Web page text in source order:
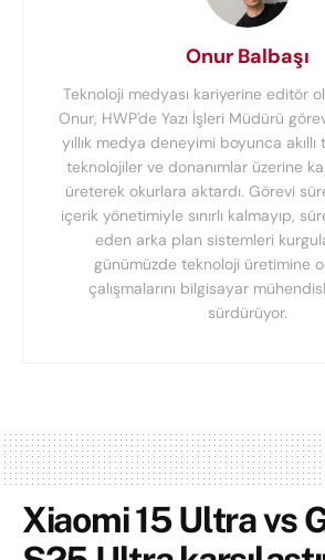
Onur Balbaşı
Teknoloji medyası kariyerine editör
Onur, HWP'de Yazı İşleri Müdürü
yıllık medya deneyimi boyunca
teknolojiler ve donanımlar üzerine
üreterek okurlara aktardı. Görevi
içerik yönetimiyle sınırlı kalmayıp,
eden arka plan sistemleri
günümüzde teknoloji üretimine
çalışmalarını bilgisayar
sürdürüyor.
Xiaomi 15 Ultra vs